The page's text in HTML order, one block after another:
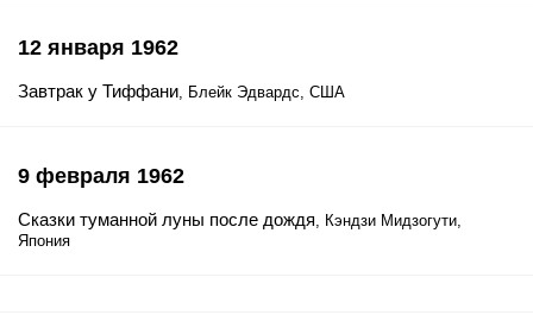
12 января 1962
Завтрак у Тиффани, Блейк Эдвардс, США
9 февраля 1962
Сказки туманной луны после дождя, Кэндзи Мидзогути,
Япония